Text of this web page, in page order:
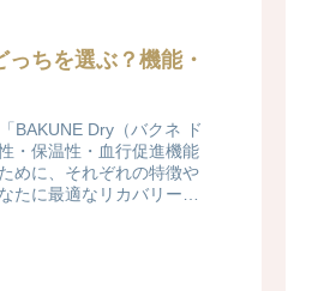
ちを選ぶ？機能・
BAKUNE Dry（バクネ ド
・保温性・血行促進機能
めに、それぞれの特徴や
たに最適なリカバリーウ